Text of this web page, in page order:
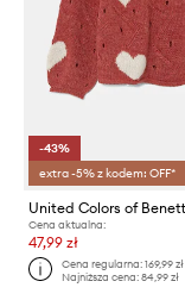
-43%
extra -5% z kodem: OFF*
Cena aktualna:
47,99 zł
Cena regularna:169,99 zł
Najniższa cena:84,99 zł